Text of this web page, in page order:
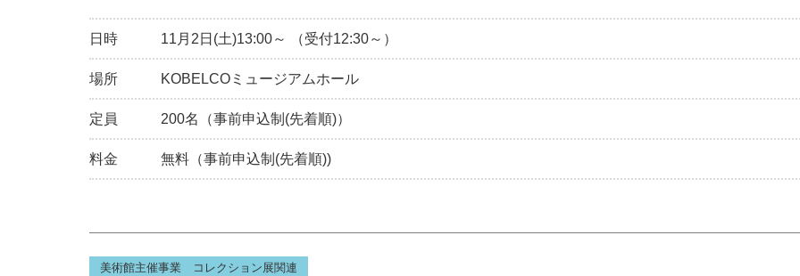
日時 11月2日(土)13:00～ （受付12:30～）
場所 KOBELCOミュージアムホール
定員 200名（事前申込制(先着順)）
料金 無料（事前申込制(先着順))
美術館主催事業 コレクション展関連